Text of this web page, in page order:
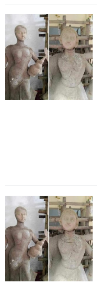
Hindu
Temples
allegedly
gang-
raped
and
poisoned
a
Hindu
woman
Narail"